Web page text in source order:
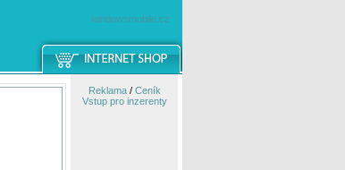
windowsmobile.cz
Reklama/ Ceník
Vstup pro inzerenty